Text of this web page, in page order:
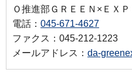
Ｏ推進部ＧＲＥＥＮ×ＥＸ
電話： 045-671-4627
ファクス：045-212-1223
メールアドレス： da-